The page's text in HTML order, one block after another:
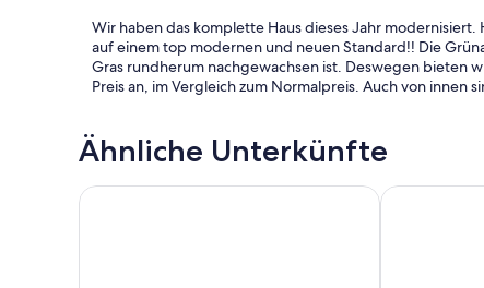
Wir haben das komplette Haus dieses Jahr
auf einem top modernen und neuen Standard!! Die
Gras rundherum nachgewachsen ist. Deswegen bieten
Preis an, im Vergleich zum Normalpreis. Auch von
Für Spaß und Unterhaltung an trüben Regentagen sorgt
Tischtennis Raum der Wohnanlage. (Beides im Nebenhaus)
Die erstklassig ausgestattete Küche bietet dabei alles
Wohnzimmer lädt zu gemütlichen Abenden mit der
Ähnliche Unterkünfte
4-Sterne 100m² Ferienwohnung mit Schwimmbad
Exklusive